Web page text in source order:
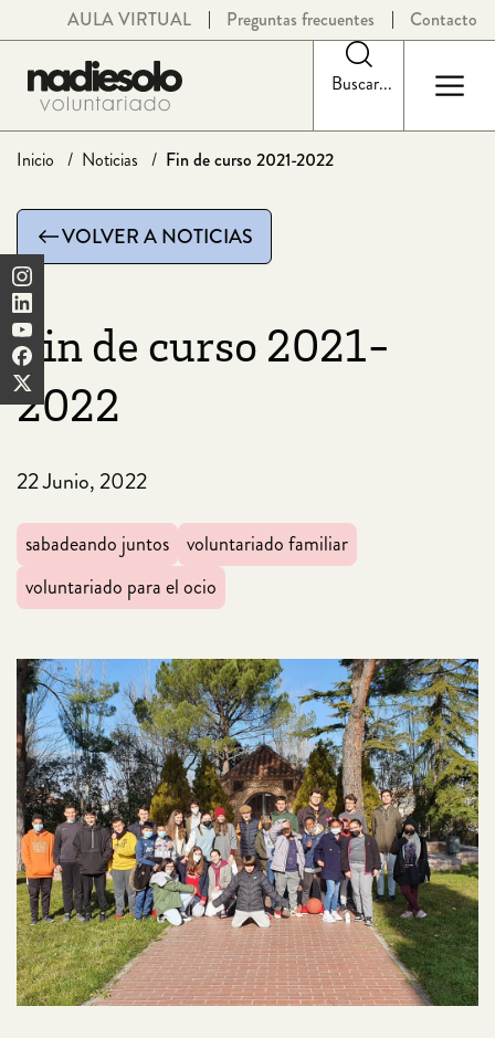
al
contenido
AULA VIRTUAL Preguntas frecuentes Contacto
Buscar...
Inicio Noticias Fin de curso 2021-2022
VOLVER A NOTICIAS
Fin de curso 2021-
2022
22 Junio, 2022
sabadeando juntos
voluntariado familiar
voluntariado para el ocio